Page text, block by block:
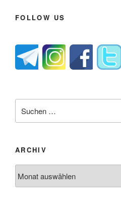
FOLLOW US
nach:
ARCHIV